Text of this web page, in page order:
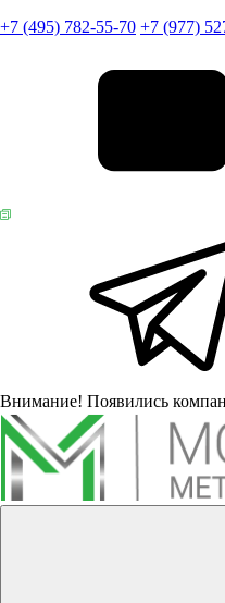
+7 (495) 782-55-70 +7 (977)
Внимание! Появились